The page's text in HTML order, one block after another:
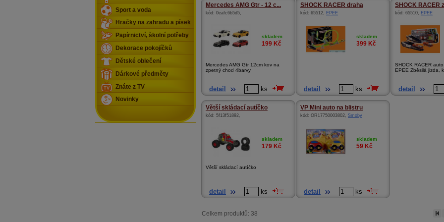
Mercedes AMG Gtr - 12 c...
kód: 0eafc6b5d5,
skladem
199 Kč
Mercedes AMG Gtr 12cm kov na
zpetný chod 4barvy
detail ks
SHOCK RACER draha
kód: 65512, EPEE
skladem
399 Kč
detail ks
SHOCK RACER
kód: 65510, EPEE
SHOCK RACER
EPEE Zběsilá jizda,
detail
Větší skládací autíčko
kód: 5f13f51892,
skladem
179 Kč
Větší skládací autíčko
detail ks
VP Mini auto na blistru
kód: OR17750003802, Smoby
skladem
59 Kč
detail ks
Celkem produktů: 38
Sport a voda
Hračky na zahradu a písek
Papírnictví, školní potřeby
Dekorace pokojíčků
Dětské oblečení
Dárkové předměty
Znáte z TV
Novinky